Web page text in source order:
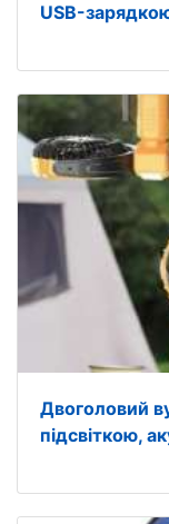
USB-
Двоголовий
підсвіткою,